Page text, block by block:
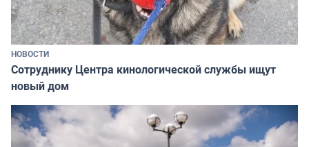
НОВОСТИ
Сотруднику Центра кинологической службы ищут
новый дом